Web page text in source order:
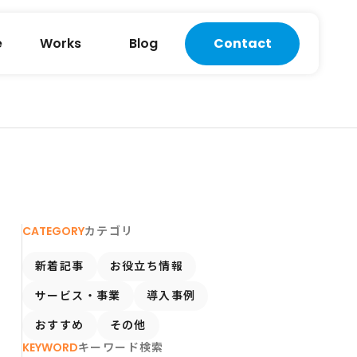
Works Blog Contact
CATEGORYカテゴリ
新着記事
お役立ち情報
サービス・事業
導入事例
おすすめ
その他
KEYWORDキーワード検索